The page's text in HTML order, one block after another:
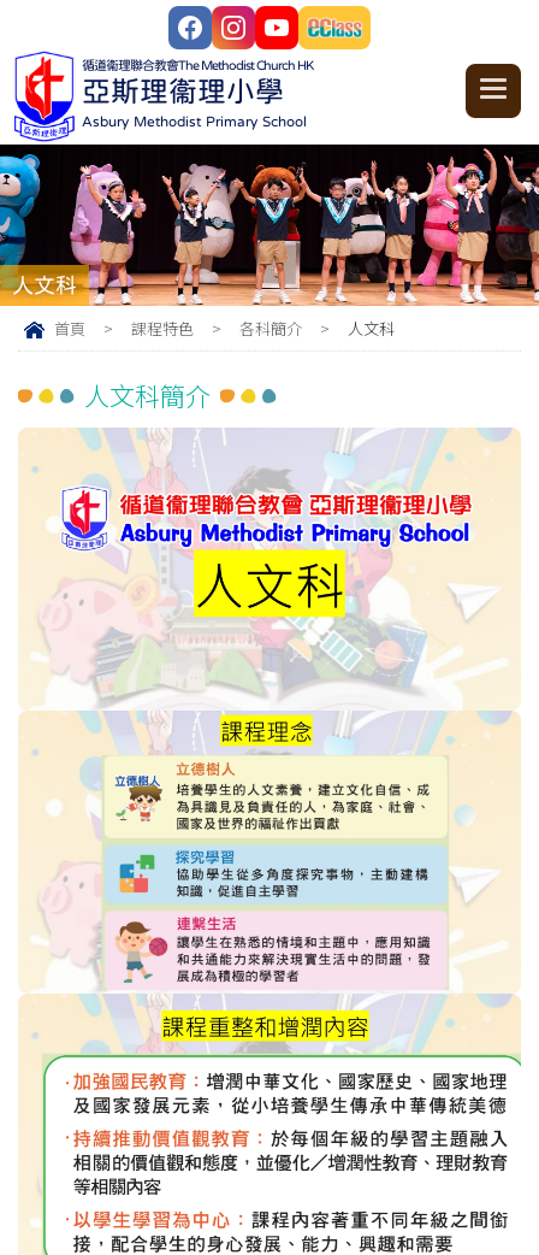
循道衞理聯合教會The Methodist Church HK
亞斯理衞理小學
Asbury Methodist Primary School
人文科
首頁 > 課程特色 > 各科簡介 > 人文科
人文科簡介